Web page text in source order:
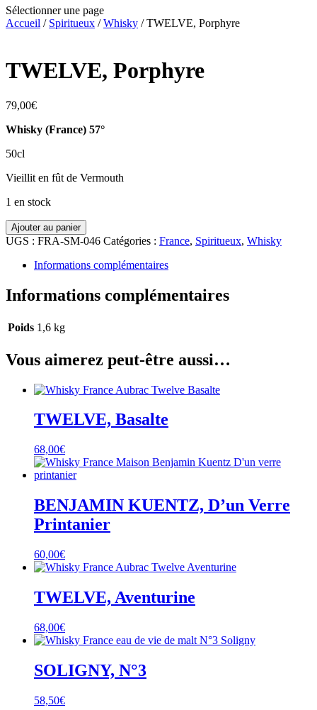
Sélectionner une page
Accueil / Spiritueux /Whisky / TWELVE, Porphyre
TWELVE, Porphyre
79,00€
Whisky (France) 57°
50cl
Vieillit en fût de Vermouth
1 en stock
quantité
de
Porphyre
Ajouter au panier
UGS : FRA-SM-046 Catégories : France, Spiritueux, Whisky
Informations complémentaires
Informations complémentaires
Poids 1,6 kg
Vous aimerez peut-être aussi…
TWELVE, Basalte
68,00€
BENJAMIN KUENTZ, D’un Verre
Printanier
60,00€
TWELVE, Aventurine
68,00€
SOLIGNY, N°3
58,50€